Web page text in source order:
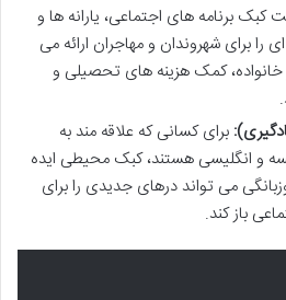
کبک برنامه های اجتماعی، یارانه ها و
برای شهروندان و مهاجران ارائه می
کمک هزینه های تحصیلی و
برای کسانی که علاقه مند به
و انگلیسی هستند، کبک محیطی ایده
می تواند درهای جدیدی را برای
باز کند.